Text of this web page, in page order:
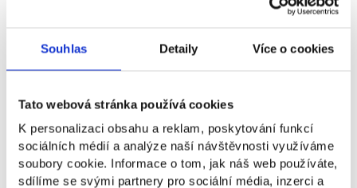
Souhlas Detaily Více o cookies
Tato webová stránka používá cookies
K personalizaci obsahu a reklam, poskytování funkcí
sociálních médií a analýze naší návštěvnosti využíváme
soubory cookie. Informace o tom, jak náš web používáte,
sdílíme se svými partnery pro sociální média, inzerci a
14 000 Kč - 17 900 Kč
Na akci je nutné se registrovat.
Registrace
Každý týden má jasné téma. Můžete se zapojit
do jednoho nebo rovnou do obou. Program je